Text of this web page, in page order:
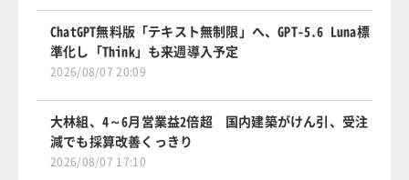
ChatGPT無料版「テキスト無制限」へ、GPT-5.6 Luna標
準化し「Think」も来週導入予定
2026/08/07 20:09
大林組、4～6月営業益2倍超 国内建築がけん引、受注
減でも採算改善くっきり
2026/08/07 17:10